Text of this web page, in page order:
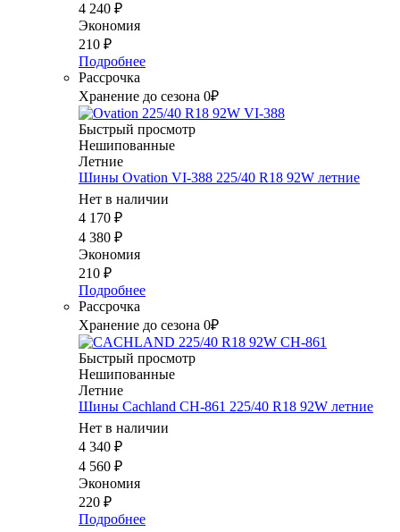
4 240 ₽
Экономия
210 ₽
Подробнее
Рассрочка
Хранение до сезона 0₽
Быстрый просмотр
Нешипованные
Летние
Шины Ovation VI-388 225/40 R18 92W летние
Нет в наличии
4 170 ₽
4 380 ₽
Экономия
210 ₽
Подробнее
Рассрочка
Хранение до сезона 0₽
Быстрый просмотр
Нешипованные
Летние
Шины Cachland CH-861 225/40 R18 92W летние
Нет в наличии
4 340 ₽
4 560 ₽
Экономия
220 ₽
Подробнее